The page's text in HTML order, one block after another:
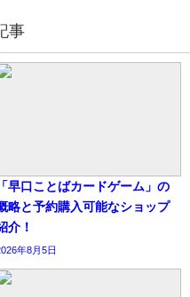
事
「早口ことばカードゲーム」の
略と予約購入可能なショップ
介！
年8月5日